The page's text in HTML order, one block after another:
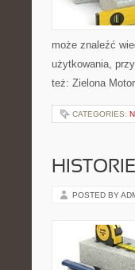
może znaleźć
użytkowania,
też: Zielona
CATEGORIES:
POSTED BY